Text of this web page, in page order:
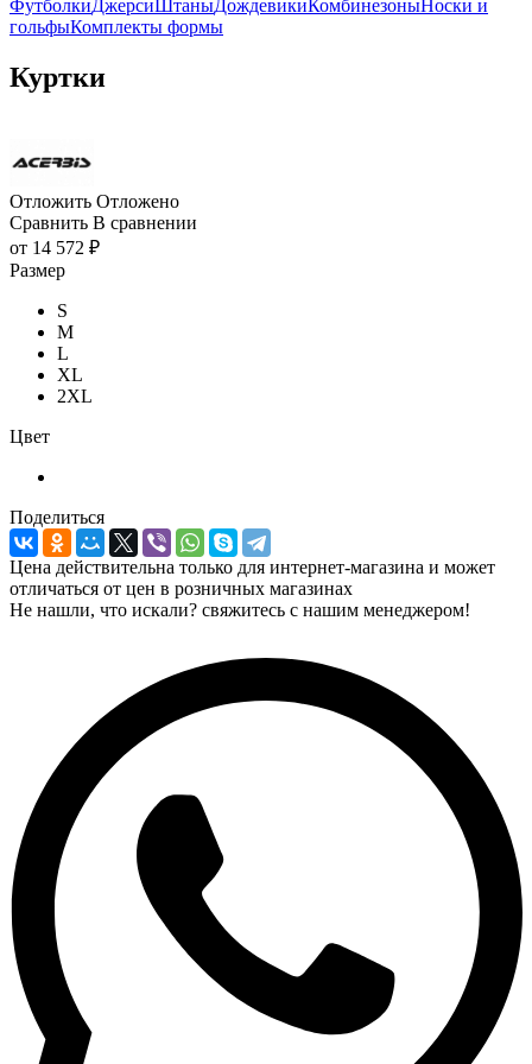
ФутболкиДжерсиШтаныДождевикиКомбинезоныНоски и
гольфыКомплекты формы
Куртки
Отложить Отложено
Сравнить В сравнении
от 14 572 ₽
Размер
S
M
L
XL
2XL
Цвет
Поделиться
Цена действительна только для интернет-магазина и может
отличаться от цен в розничных магазинах
Не нашли, что искали? свяжитесь с нашим менеджером!